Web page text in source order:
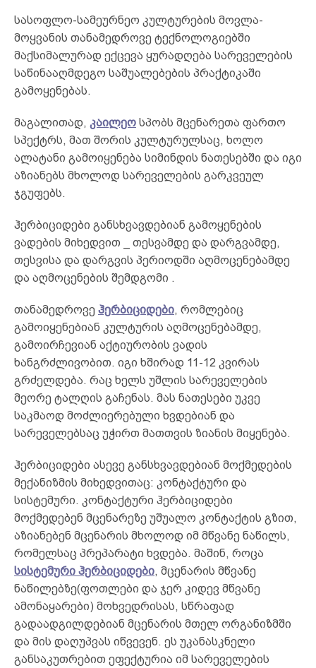
სასოფლო-სამეურნეო კულტურების მოვლა-
მოყვანის თანამედროვე ტექნოლოგიებში
მაქსიმალურად ექცევა ყურადღება სარეველების
საწინააღმდეგო საშუალებების პრაქტიკაში
გამოყენებას.
მაგალითად, კაილეო სპობს მცენარეთა ფართო
სპექტრს, მათ შორის კულტურულსაც, ხოლო
ალატანი გამოიყენება სიმინდის ნათესებში და იგი
აზიანებს მხოლოდ სარეველების გარკვეულ
ჯგუფებს.
ჰერბიციდები განსხვავდებიან გამოყენების
ვადების მიხედვით _ თესვამდე და დარგვამდე,
თესვისა და დარგვის პერიოდში აღმოცენებამდე
და აღმოცენების შემდგომი .
თანამედროვე ჰერბიციდები, რომლებიც
გამოიყენებიან კულტურის აღმოცენებამდე,
გამოირჩევიან აქტიურობის ვადის
ხანგრძლივობით. იგი ხშირად 11-12 კვირას
გრძელდება. რაც ხელს უშლის სარეველების
მეორე ტალღის გაჩენას. მას ნათესები უკვე
საკმაოდ მოძლიერებული ხვდებიან და
სარეველებსაც უჭირთ მათთვის ზიანის მიყენება.
ჰერბიციდები ასევე განსხვავდებიან მოქმედების
მექანიზმის მიხედვითაც: კონტაქტური და
სისტემური. კონტაქტური ჰერბიციდები
მოქმედებენ მცენარეზე უშუალო კონტაქტის გზით,
აზიანებენ მცენარის მხოლოდ იმ მწვანე ნაწილს,
რომელსაც პრეპარატი ხვდება. მაშინ, როცა
სისტემური ჰერბიციდები, მცენარის მწვანე
ნაწილებზე(ფოთლები და ჯერ კიდევ მწვანე
ამონაყარები) მოხვედრისას, სწრაფად
გადაადგილდებიან მცენარის მთელ ორგანიზმში
და მის დაღუპვას იწვევენ. ეს უკანასკნელი
განსაკუთრებით ეფექტურია იმ სარეველების